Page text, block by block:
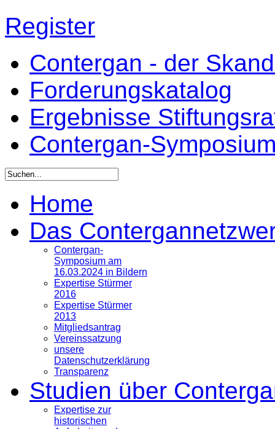
Register
Contergan - der
Forderungskatalog
Ergebnisse
Contergan-
Home
Das
Contergan-
Symposium am
16.03.2024 in Bildern
Expertise Stürmer
2016
Expertise Stürmer
2013
Mitgliedsantrag
Vereinssatzung
unsere
Datenschutzerklärung
Transparenz
Studien über
Expertise zur
historischen